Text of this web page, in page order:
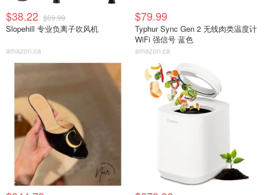
$38.22 $69.99
Slopehill 专业负离子吹风机
amazon.ca
$79.99
Typhur Sync Gen 2 无线肉类温度计
WiFi 强信号 蓝色
amazon.ca